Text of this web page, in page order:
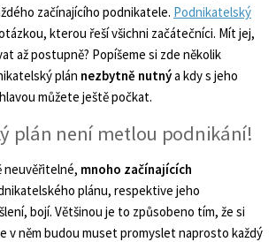
začínajícího podnikatele. Podnikatelský
kterou řeší všichni začátečníci. Mít jej,
až postupně? Popíšeme si zde několik
plán nezbytně nutnýa kdy s jeho
můžete ještě počkat.
plán není metlou podnikání!
neuvěřitelné, mnoho začínajících
plánu, respektive jeho
bojí. Většinou je to způsobeno tím, že si
v něm budou muset promyslet naprosto každý